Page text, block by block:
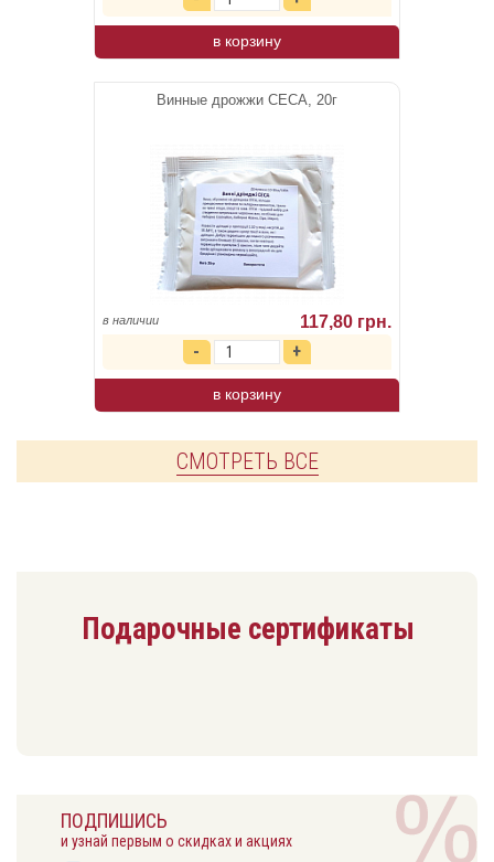
в корзину
Винные дрожжи CECA, 20г
в наличии 117,80 грн.
в корзину
СМОТРЕТЬ ВСЕ
Подарочные сертификаты
ПОДПИШИСЬ
и узнай первым о скидках и акциях